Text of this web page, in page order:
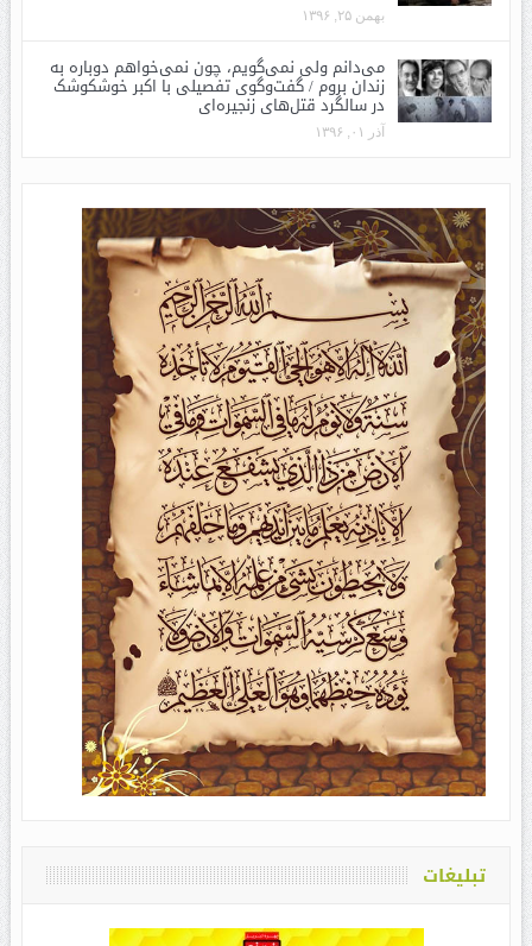
بهمن ۲۵, ۱۳۹۶
می‌دانم ولی نمی‌گویم، چون نمی‌خواهم دوباره به
زندان بروم / گفت‌وگوی تفصیلی با اکبر خوشکوشک
در سالگرد قتل‌های زنجیره‌ای
آذر ۰۱, ۱۳۹۶
تبلیغات